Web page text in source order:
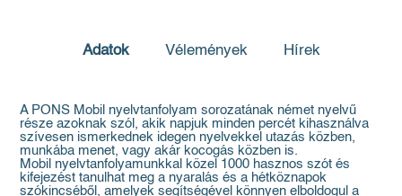
Adatok Vélemények Hírek
A PONS Mobil nyelvtanfolyam sorozatának német nyelvű
része azoknak szól, akik napjuk minden percét kihasználva
szívesen ismerkednek idegen nyelvekkel utazás közben,
munkába menet, vagy akár kocogás közben is.
Mobil nyelvtanfolyamunkkal közel 1000 hasznos szót és
kifejezést tanulhat meg a nyaralás és a hétköznapok
szókincséből, amelyek segítségével könnyen elboldogul a